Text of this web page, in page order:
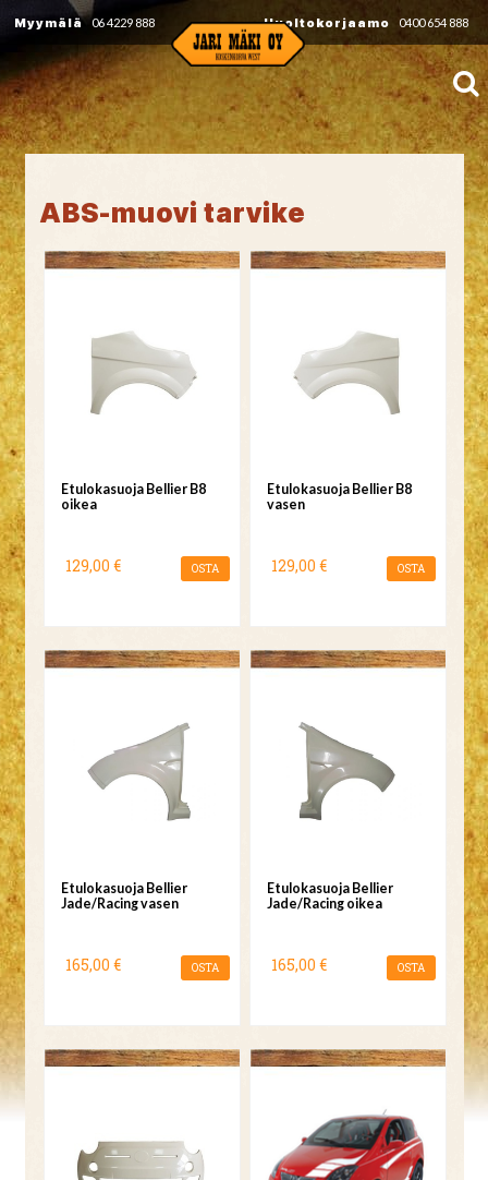
Myymälä 06 4229 888 Huoltokorjaamo 0400 654 888
ABS-muovi tarvike
Etulokasuoja Bellier B8
oikea
129,00 € OSTA
Etulokasuoja Bellier B8
vasen
129,00 € OSTA
Etulokasuoja Bellier
Jade/Racing vasen
165,00 € OSTA
Etulokasuoja Bellier
Jade/Racing oikea
165,00 € OSTA